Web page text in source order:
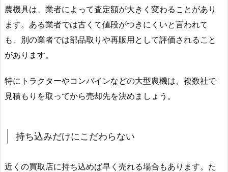
農機具は、業者によって査定額が大きく変わることがあり
ます。ある業者では古くて値段がつきにくいと言われて
も、別の業者では部品取りや再販用として評価されること
があります。
特にトラクターやコンバインなどの大型農機は、複数社で
見積もりを取ってから売却先を決めましょう。
持ち込みだけにこだわらない
近くの買取店に持ち込めば早く売れる場合もあります。た